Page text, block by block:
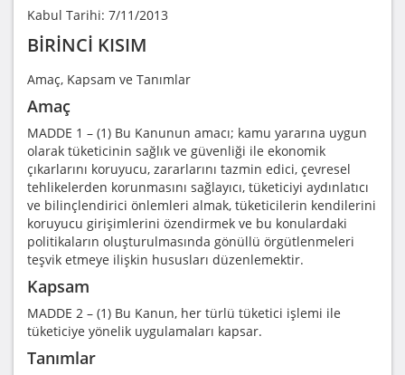
Kabul Tarihi: 7/11/2013
BİRİNCİ KISIM
Amaç, Kapsam ve Tanımlar
Amaç
MADDE 1 – (1) Bu Kanunun amacı; kamu yararına uygun
olarak tüketicinin sağlık ve güvenliği ile ekonomik
çıkarlarını koruyucu, zararlarını tazmin edici, çevresel
tehlikelerden korunmasını sağlayıcı, tüketiciyi aydınlatıcı
ve bilinçlendirici önlemleri almak, tüketicilerin kendilerini
koruyucu girişimlerini özendirmek ve bu konulardaki
politikaların oluşturulmasında gönüllü örgütlenmeleri
teşvik etmeye ilişkin hususları düzenlemektir.
Kapsam
MADDE 2 – (1) Bu Kanun, her türlü tüketici işlemi ile
tüketiciye yönelik uygulamaları kapsar.
Tanımlar